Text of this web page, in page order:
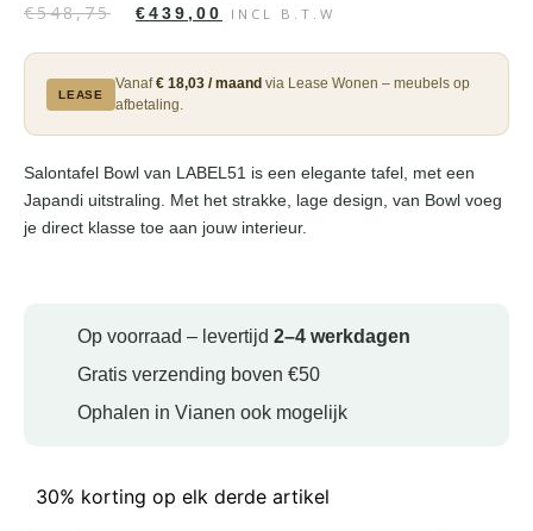
€548,75 €439,00 INCL B.T.W
LEASE
Vanaf€ 18,03 / maand via Lease Wonen – meubels op
afbetaling.
Salontafel Bowl van LABEL51 is een elegante tafel, met een
Japandi uitstraling. Met het strakke, lage design, van Bowl voeg
je direct klasse toe aan jouw interieur.
Op voorraad – levertijd 2–4 werkdagen
Gratis verzending boven €50
Ophalen in Vianen ook mogelijk
30% korting op elk derde artikel